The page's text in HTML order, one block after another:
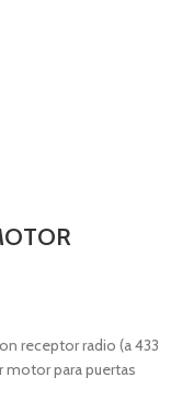
receptor radio (a 433
motor para puertas